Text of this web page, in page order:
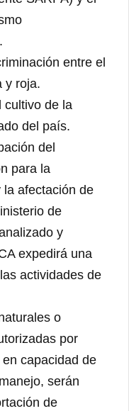
entre el
y roja.
cultivo de la
del país.
del
para la
afectación de
de
y
expedirá una
actividades de
o
por
capacidad de
serán
de